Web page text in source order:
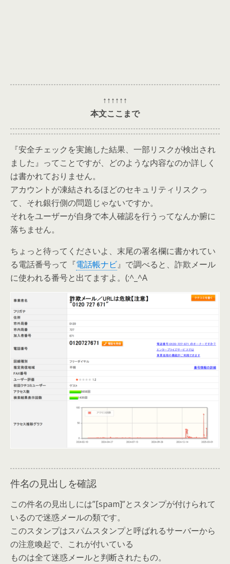
↑↑↑↑↑↑
本文ここまで
『安全チェックを実施した結果、一部リスクが検出され
ました』ってことですが、どのような内容なのか詳しく
は書かれておりません。
アカウントが凍結されるほどのセキュリティリスクっ
て、それ銀行側の問題じゃないですか。
それをユーザーが自身で本人確認を行うってなんか腑に
落ちません。
ちょっと待ってくださいよ、末尾の署名欄に書かれてい
る電話番号って『電話帳ナビ』で調べると、詐欺メール
に使われる番号と出てますよ。(;^_^A
件名の見出しを確認
この件名の見出しには”[spam]”とスタンプが付けられて
いるので迷惑メールの類です。
このスタンプはスパムスタンプと呼ばれるサーバーから
の注意喚起で、これが付いている
ものは全て迷惑メールと判断されたもの。